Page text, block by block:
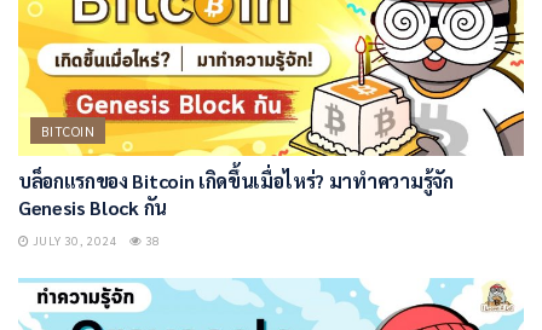
BITCOIN
บล็อกแรกของ Bitcoin เกิดขึ้นเมื่อไหร่? มาทำความรู้จัก
Genesis Block กัน
JULY 30, 2024 38